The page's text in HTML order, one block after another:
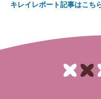
キレイレポート記事はこち